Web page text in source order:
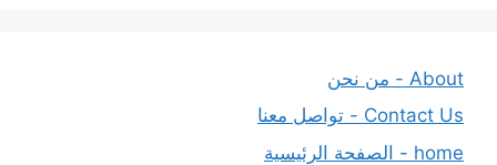
About - من نحن
Contact Us - تواصل معنا
home - الصفحة الرئيسية